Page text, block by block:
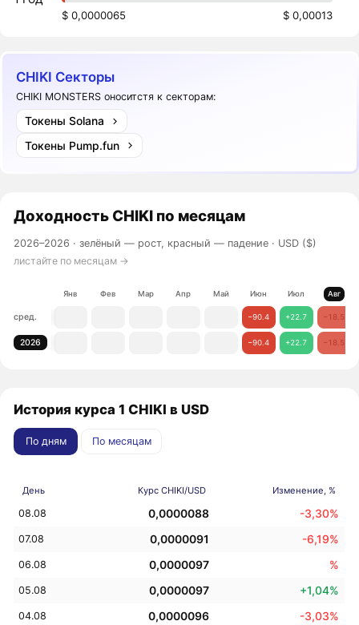
$ 0,0000065 $ 0,00013
CHIKI Секторы
CHIKI MONSTERS оноситстя к секторам:
Токены Solana
Токены Pump.fun
Доходность CHIKI по месяцам
2026–2026 ·зелёный — рост, красный — падение · USD ($)
листайте по месяцам →
Янв Фев Мар Апр Май Июн Июл Авг
сред. −90.4 +22.7 −18.5
2026 −90.4 +22.7 −18.5
История курса 1 CHIKI в USD
По дням По месяцам
День Курс CHIKI/USD Изменение, %
08.08 0,0000088 -3,30%
07.08 0,0000091 -6,19%
06.08 0,0000097 %
05.08 0,0000097 +1,04%
04.08 0,0000096 -3,03%